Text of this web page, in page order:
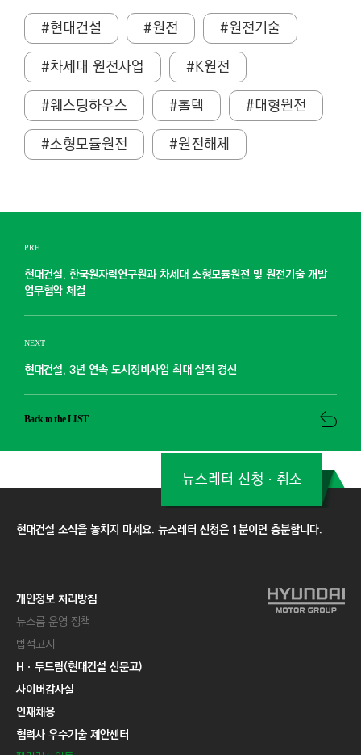
#현대건설 #원전
#원전기술
#차세대 원전사업
#K원전
#웨스팅하우스
#홀텍
#대형원전
#소형모듈원전
#원전해체
PRE
현대건설, 한국원자력연구원과 차세대 소형모듈원전 및 원전기술 개발
업무협약 체결
NEXT
현대건설, 3년 연속 도시정비사업 최대 실적 경신
Back to the LIST
현대건설 소식을 놓치지 마세요. 뉴스레터 신청은 1분이면 충분합니다.
뉴스레터 신청ㆍ취소
개인정보 처리방침
뉴스룸 운영 정책
법적고지
Hㆍ두드림(현대건설 신문고)
사이버감사실
인재채용
협력사 우수기술 제안센터